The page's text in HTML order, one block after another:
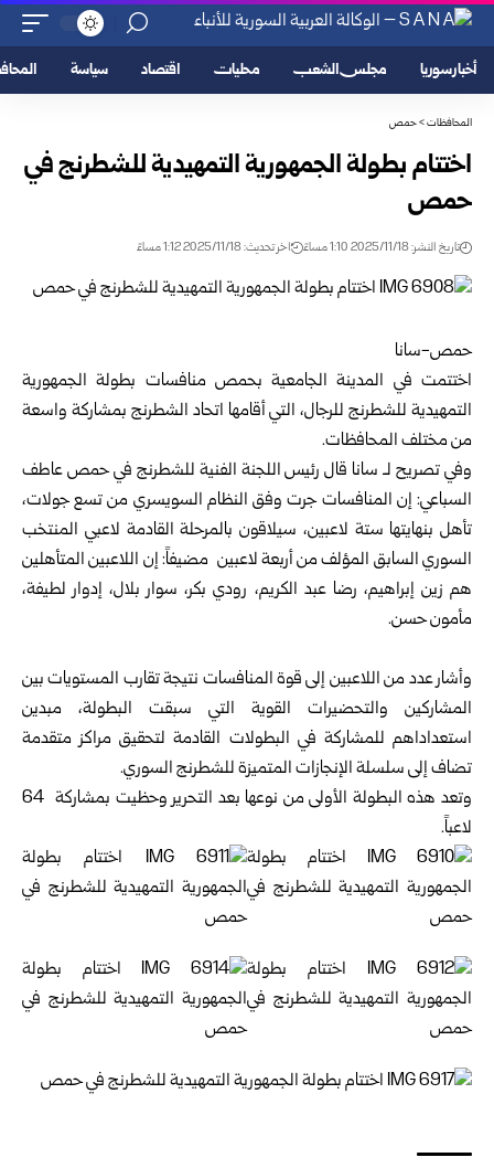
أخبار سوريا مجلس الشعب محليات اقتصاد سياسة
المحافظات>حمص
اختتام بطولة الجمهورية التمهيدية للشطرنج في
حمص
تاريخ النشر: 2025/11/18 1:10 مساءً اخر تحديث: 2025/11/18 1:12 مساءً
حمص-سانا
اختتمت في المدينة الجامعية بحمص منافسات بطولة الجمهورية
التمهيدية للشطرنج للرجال، التي أقامها اتحاد الشطرنج بمشاركة واسعة
من مختلف المحافظات.
وفي تصريح لـ سانا قال رئيس اللجنة الفنية للشطرنج في حمص عاطف
السباعي: إن المنافسات جرت وفق النظام السويسري من تسع جولات،
تأهل بنهايتها ستة لاعبين، سيلاقون بالمرحلة القادمة لاعبي المنتخب
السوري السابق المؤلف من أربعة لاعبين مضيفاً: إن اللاعبين المتأهلين
هم زين إبراهيم، رضا عبد الكريم، رودي بكر، سوار بلال، إدوار لطيفة،
مأمون حسن.
وأشار عدد من اللاعبين إلى قوة المنافسات نتيجة تقارب المستويات بين
المشاركين والتحضيرات القوية التي سبقت البطولة، مبدين
استعداداهم للمشاركة في البطولات القادمة لتحقيق مراكز متقدمة
تضاف إلى سلسلة الإنجازات المتميزة للشطرنج السوري.
وتعد هذه البطولة الأولى من نوعها بعد التحرير وحظيت بمشاركة 64
لاعباً.